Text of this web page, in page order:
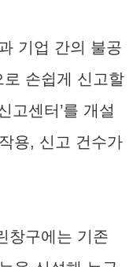
기업 간의 불공
손쉽게 신고할
고센터’를 개설
용, 신고 건수가
창구에는 기존